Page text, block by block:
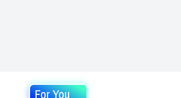
For You